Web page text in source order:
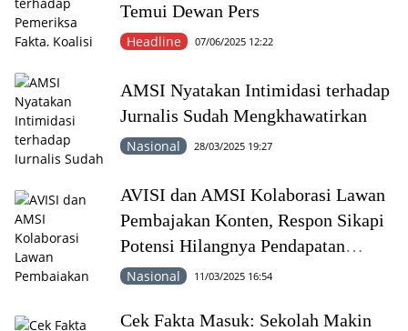
Temui Dewan Pers
Headline 07/06/2025 12:22
AMSI Nyatakan Intimidasi terhadap
Jurnalis Sudah Mengkhawatirkan
Nasional 28/03/2025 19:27
AVISI dan AMSI Kolaborasi Lawan
Pembajakan Konten, Respon Sikapi
Potensi Hilangnya Pendapatan
Kreator
Nasional 11/03/2025 16:54
Cek Fakta Masuk: Sekolah Makin